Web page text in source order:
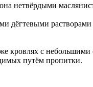
нетвёрдыми
дёгтевыми
кровлях с небольшими
путём пропитки.